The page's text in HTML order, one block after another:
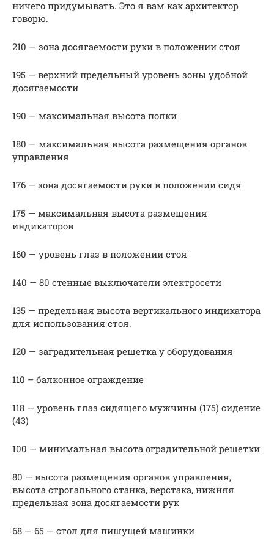
ничего придумывать. Это я вам как архитектор
говорю.
210 — зона досягаемости руки в положении стоя
195 — верхний предельный уровень зоны удобной
досягаемости
190 — максимальная высота полки
180 — максимальная высота размещения органов
управления
176 — зона досягаемости руки в положении сидя
175 — максимальная высота размещения
индикаторов
160 — уровень глаз в положении стоя
140 — 80 стенные выключатели электросети
135 — предельная высота вертикального индикатора
для использования стоя.
120 — заградительная решетка у оборудования
110 – балконное ограждение
118 — уровень глаз сидящего мужчины (175) сидение
(43)
100 — минимальная высота оградительной решетки
80 — высота размещения органов управления,
высота строгального станка, верстака, нижняя
предельная зона досягаемости рук
68 — 65 — стол для пишущей машинки